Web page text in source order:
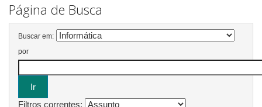
Página de Busca
Buscar em:
por
Filtros correntes: